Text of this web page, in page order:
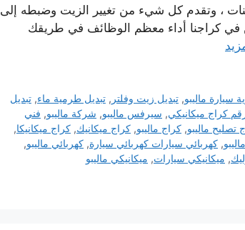
، وتقدم كل شيء من تغيير الزيت وضبطه إلى
في كراجنا أداء معظم الوظائف في طريقك
سيارة ماليبو,تبديل زيت وفلتر ,تبديل طرمية ماء,تبديل
كراج ميكانيكي, سيرفس ماليبو, شركة ماليبو, فني
تصليح ماليبو, كراج ماليبو, كراج ميكانيك, كراج ميكانيكا,
, كهربائي سيارات كهربائي سيارة, كهربائي ماليبو,
, ميكانيكي سيارات, ميكانيكي ماليبو